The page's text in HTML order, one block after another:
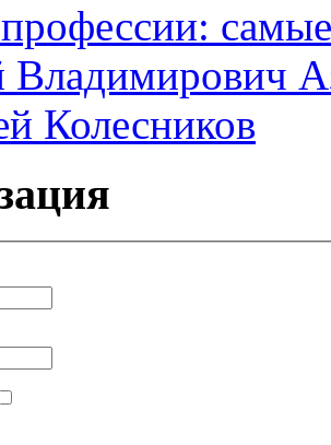
Колесников